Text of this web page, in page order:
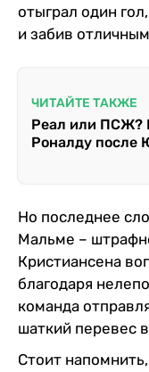
отыграл один
и забив
ЧИТАЙТЕ ТАКЖЕ
Реал или ПСЖ?
Роналду после
Но последнее
Мальме –
Кристиансена
благодаря
команда
шаткий перевес
Стоит